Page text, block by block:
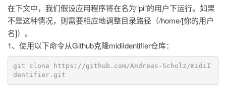
在下文中，我们假设应用程序将在名为“pi”的用户下运行。如果
不是这种情况，则需要相应地调整目录路径（/home/[你的用户
名]）。
1、使用以下命令从Github克隆midiIdentifier仓库：
git clone https://github.com/Andreas-Scholz/midiI
dentifier.git